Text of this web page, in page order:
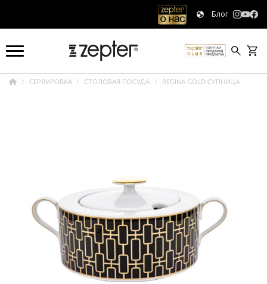
Блог
СЕРВИРОВКА СТОЛОВАЯ ПОСУДА REGINA GOLD СУПНИЦА